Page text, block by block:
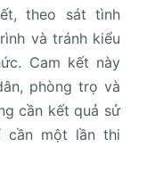
theo sát tình
và tránh kiểu
Cam kết này
phòng trọ và
cần kết quả sử
cần một lần thi